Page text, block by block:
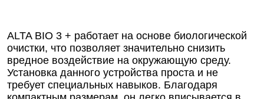
ALTA BIO 3 + работает на основе биологической
очистки, что позволяет значительно снизить
вредное воздействие на окружающую среду.
Установка данного устройства проста и не
требует специальных навыков. Благодаря